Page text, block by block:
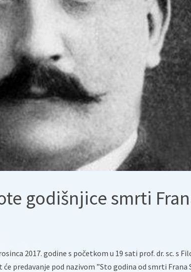
godišnjice smrti
2017. godine s početkom u 19 sati prof. dr. sc. s
predavanje pod nazivom ”Sto godina od smrti Frana